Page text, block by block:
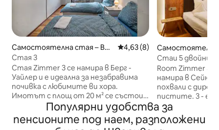
Самостоятелна стая – Ber
g
Средна оценка: 4,63 от 5,
4,63 (8)
Стая 3
Стая Zimmer 3 се намира в Берг -
Уайлер и е идеална за незабравима
почивка с любимите ви хора.
Имотът с площ от 20 м² се състои
от кухня, 1 спалня и 1 баня и
следователно може да побере 2 - ма
души. Допълнителните удобства
Самостоятелна
Стаи 5 двойни
Room Zimmer 5
намира в Сейнт
похвали с
пистите. 3 -
състои от 1
следователно
души.
Популярни удобства за
пенсионите под наем, разположени